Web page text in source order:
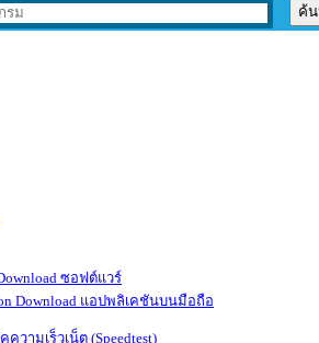
ซอฟต์แวร์
แอปพลิเคชันบนมือถือ
ความเร็วเน็ต (Speedtest)